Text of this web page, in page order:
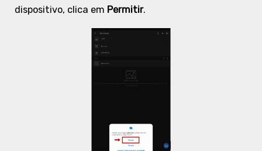
dispositivo, clica em Permitir.